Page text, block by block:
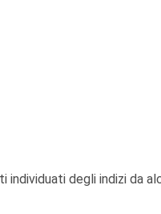
individuati degli indizi da